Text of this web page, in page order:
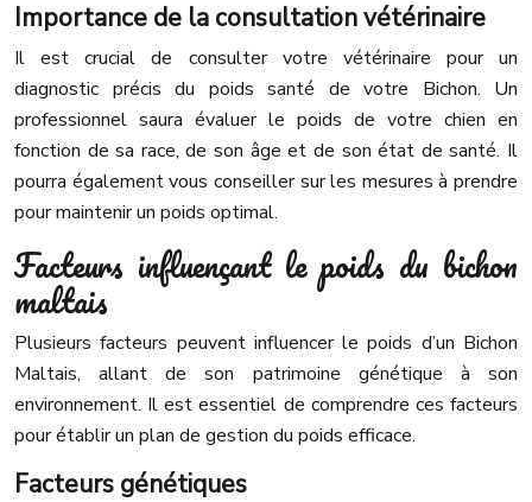
Importance de la consultation vétérinaire
Il est crucial de consulter votre vétérinaire pour un
diagnostic précis du poids santé de votre Bichon. Un
professionnel saura évaluer le poids de votre chien en
fonction de sa race, de son âge et de son état de santé. Il
pourra également vous conseiller sur les mesures à prendre
pour maintenir un poids optimal.
Facteurs influençant le poids du bichon
maltais
Plusieurs facteurs peuvent influencer le poids d’un Bichon
Maltais, allant de son patrimoine génétique à son
environnement. Il est essentiel de comprendre ces facteurs
pour établir un plan de gestion du poids efficace.
Facteurs génétiques